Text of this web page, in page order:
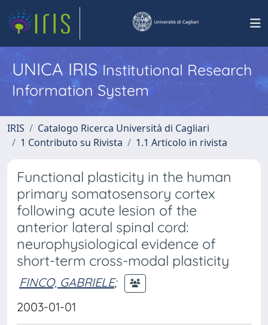
UNICA IRISInstitutional Research
Information System
IRIS
Catalogo Ricerca Università di Cagliari
1 Contributo su Rivista
1.1 Articolo in rivista
Functional plasticity in the human
primary somatosensory cortex
following acute lesion of the
anterior lateral spinal cord:
neurophysiological evidence of
short-term cross-modal plasticity
FINCO, GABRIELE;
2003-01-01